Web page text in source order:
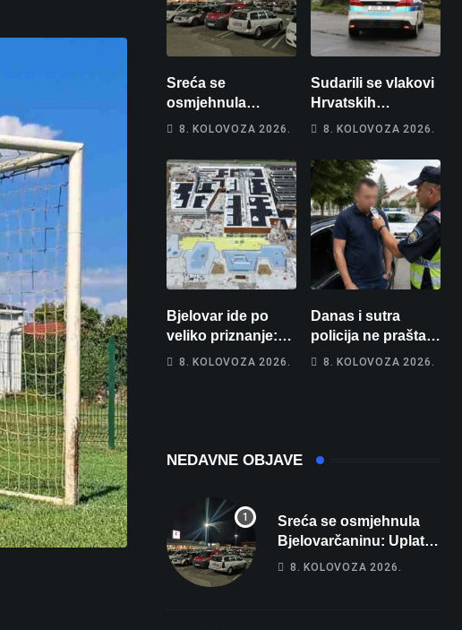
Sreća se
osmjehnula
Bjelovarčaninu:
eura, a osvojio
više od 80 tisuća
eura
8. KOLOVOZA 2026.
Sudarili se vlakovi
Hrvatskih
željeznica. Šestero
ozlijeđeno, mlađa
žena na
intenzivnoj
8. KOLOVOZA 2026.
Bjelovar ide po
veliko priznanje:
Hrebak danas u
prvenstva
8. KOLOVOZA 2026.
Danas i sutra
policija ne prašta:
Na cestama su
8. KOLOVOZA 2026.
NEDAVNE OBJAVE
Sreća se osmjehnula
Bjelovarčaninu: Uplatio
samo 4 eura, a osvojio
8. KOLOVOZA 2026.